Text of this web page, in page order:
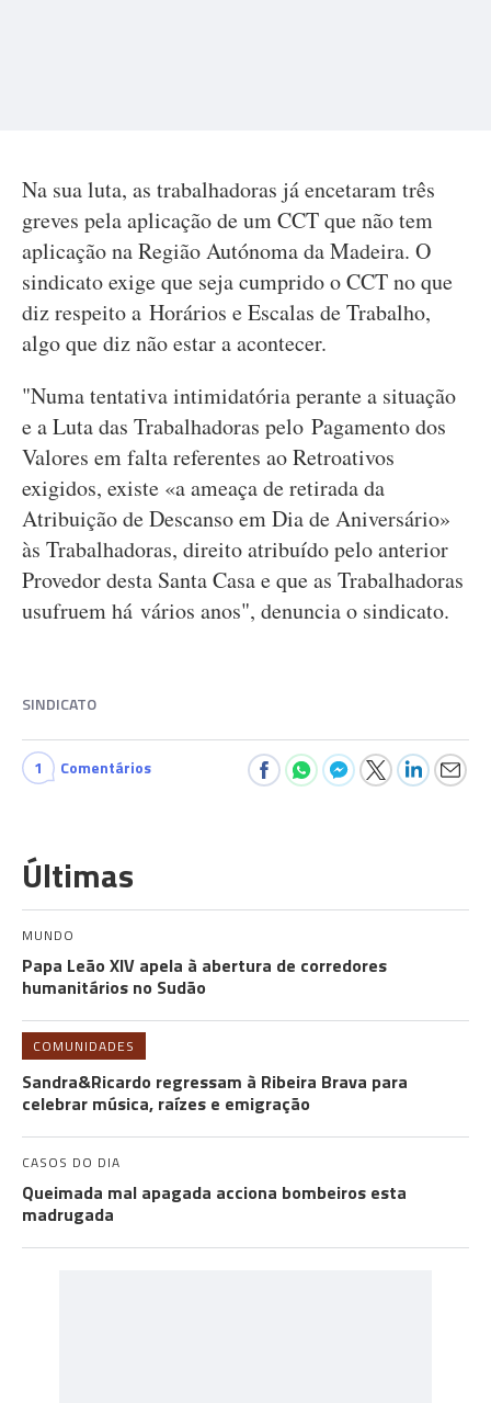
Na sua luta, as trabalhadoras já encetaram três
greves pela aplicação de um CCT que não tem
aplicação na Região Autónoma da Madeira. O
sindicato exige que seja cumprido o CCT no que
diz respeito a Horários e Escalas de Trabalho,
algo que diz não estar a acontecer.
"Numa tentativa intimidatória perante a situação
e a Luta das Trabalhadoras pelo Pagamento dos
Valores em falta referentes ao Retroativos
exigidos, existe «a ameaça de retirada da
Atribuição de Descanso em Dia de Aniversário»
às Trabalhadoras, direito atribuído pelo anterior
Provedor desta Santa Casa e que as Trabalhadoras
usufruem há vários anos", denuncia o sindicato.
SINDICATO
1 Comentários
Últimas
MUNDO
Papa Leão XIV apela à abertura de corredores
humanitários no Sudão
COMUNIDADES
Sandra&Ricardo regressam à Ribeira Brava para
celebrar música, raízes e emigração
CASOS DO DIA
Queimada mal apagada acciona bombeiros esta
madrugada